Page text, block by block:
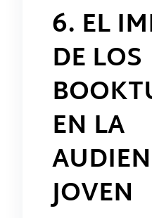
6. EL
DE LOS
EN LA
JOVEN